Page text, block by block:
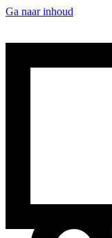
Ga naar inhoud